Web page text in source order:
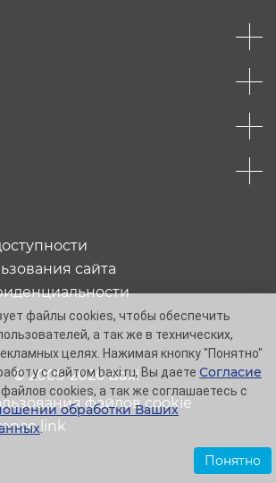
© 2005-2026 Baxi
сайта
файлов cookie
link
файлы cookies, чтобы обеспечить
а так же в технических,
целях. Нажимая кнопку "Понятно"
с сайтом baxi.ru, Вы даете Согласие
cookies, а так же соглашаетесь с
обработки Ваших
.
Понятно